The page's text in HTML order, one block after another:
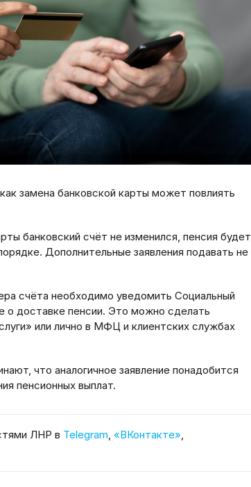
замена банковской карты может повлиять
банковский счёт не изменился, пенсия будет
Дополнительные заявления подавать не
счёта необходимо уведомить Социальный
о доставке пенсии. Это можно сделать
или лично в МФЦ и клиентских службах
что аналогичное заявление понадобится
пенсионных выплат.
ЛНР в Telegram, «ВКонтакте»,